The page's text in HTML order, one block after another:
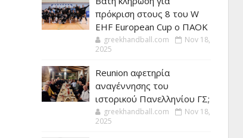
πρόκριση στους 8 του W
EHF European Cup ο ΠΑΟΚ
greekhandball.com
Nov 18,
2025
Reunion αφετηρία
αναγέννησης του
ιστορικού Πανελληνίου ΓΣ;
greekhandball.com
Nov 18,
2025